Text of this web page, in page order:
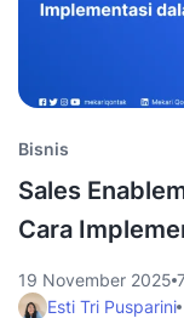
Bisnis
Sales
Cara
19 November 2025
Esti Tri Pusparini